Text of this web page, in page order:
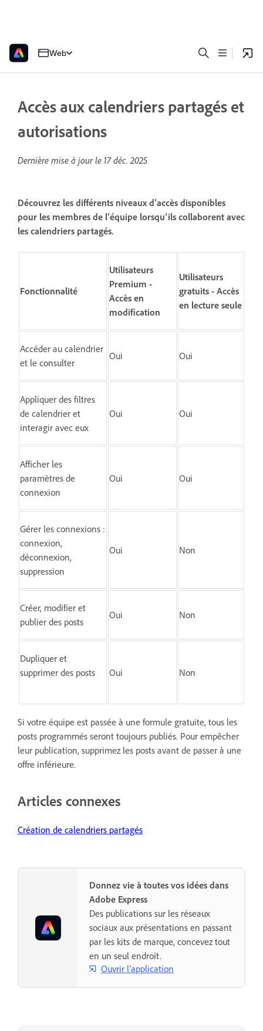
Web
Accès aux calendriers partagés et
autorisations
Dernière mise à jour le 17 déc. 2025
Découvrez les différents niveaux d’accès disponibles
pour les membres de l’équipe lorsqu’ils collaborent avec
les calendriers partagés.
Fonctionnalité
Utilisateurs
Premium -
Accès en
modification
Utilisateurs
gratuits - Accès
en lecture seule
Accéder au calendrier
et le consulter
Oui Oui
Appliquer des filtres
de calendrier et
interagir avec eux
Oui Oui
Afficher les
paramètres de
connexion
Oui Oui
Gérer les connexions :
connexion,
déconnexion,
suppression
Oui Non
Créer, modifier et
publier des posts
Oui Non
Dupliquer et
supprimer des posts
Oui Non
Si votre équipe est passée à une formule gratuite, tous les
posts programmés seront toujours publiés. Pour empêcher
leur publication, supprimez les posts avant de passer à une
offre inférieure.
Articles connexes
Création de calendriers partagés
Donnez vie à toutes vos idées dans
Adobe Express
Des publications sur les réseaux
sociaux aux présentations en passant
par les kits de marque, concevez tout
en un seul endroit.
Ouvrir l’application